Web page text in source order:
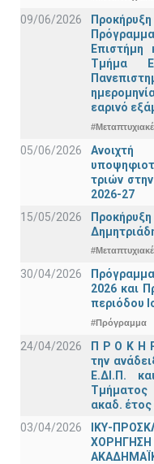
09/06/2026
Επιστήμη
Τμήμα
εαρινό
05/06/2026
τριών
2026-27
15/05/2026
30/04/2026
2026 και
περιόδου
#Πρόγραμμα
24/04/2026
Π Ρ Ο Κ Η
την
Ε.ΔΙ.Π.
Τμήματος
ακαδ. έτος
03/04/2026
ΙΚΥ-